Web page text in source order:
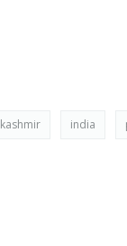
kashmir india